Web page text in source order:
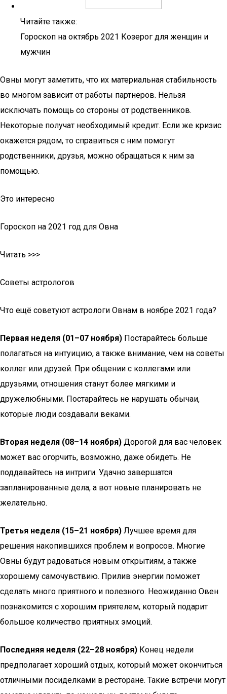
Читайте также:
Гороскоп на октябрь 2021 Козерог для женщин и
мужчин
Овны могут заметить, что их материальная стабильность
во многом зависит от работы партнеров. Нельзя
исключать помощь со стороны от родственников.
Некоторые получат необходимый кредит. Если же кризис
окажется рядом, то справиться с ним помогут
родственники, друзья, можно обращаться к ним за
помощью.
Это интересно
Гороскоп на 2021 год для Овна
Читать >>>
Советы астрологов
Что ещё советуют астрологи Овнам в ноябре 2021 года?
Первая неделя (01–07 ноября) Постарайтесь больше
полагаться на интуицию, а также внимание, чем на советы
коллег или друзей. При общении с коллегами или
друзьями, отношения станут более мягкими и
дружелюбными. Постарайтесь не нарушать обычаи,
которые люди создавали веками.
Вторая неделя (08–14 ноября) Дорогой для вас человек
может вас огорчить, возможно, даже обидеть. Не
поддавайтесь на интриги. Удачно завершатся
запланированные дела, а вот новые планировать не
желательно.
Третья неделя (15–21 ноября) Лучшее время для
решения накопившихся проблем и вопросов. Многие
Овны будут радоваться новым открытиям, а также
хорошему самочувствию. Прилив энергии поможет
сделать много приятного и полезного. Неожиданно Овен
познакомится с хорошим приятелем, который подарит
большое количество приятных эмоций.
Последняя неделя (22–28 ноября) Конец недели
предполагает хороший отдых, который может окончиться
отличными посиделками в ресторане. Такие встречи могут